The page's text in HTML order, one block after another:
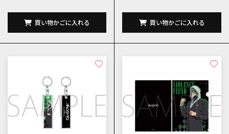
買い物かごに入れる 買い物かごに入れる